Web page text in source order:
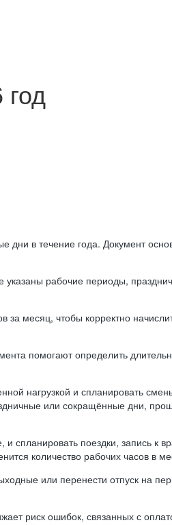
в течение года. Документ
указаны рабочие периоды,
месяц, чтобы корректно
помогают определить
нагрузкой и спланировать
или сокращённые дни,
спланировать поездки, запись к
количество рабочих часов в
или перенести отпуск на
риск ошибок, связанных с